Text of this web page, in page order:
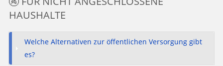
HAUSHALTE
Welche Alternativen zur öffentlichen Versorgung gibt
es?